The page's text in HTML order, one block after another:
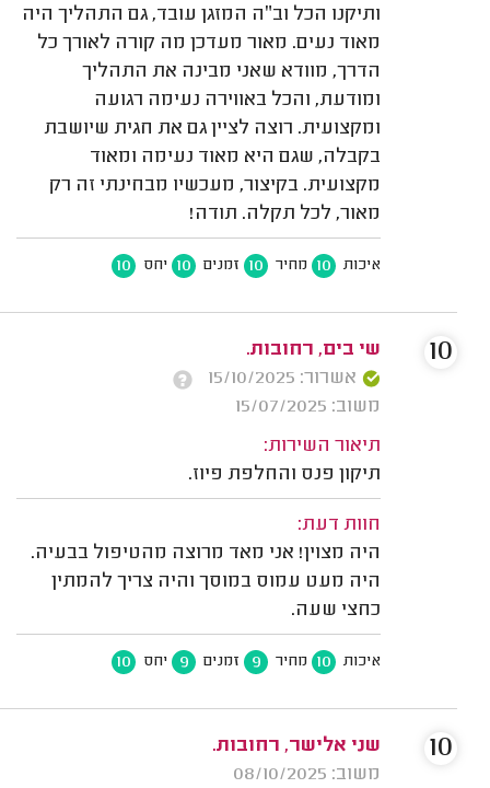
ותיקנו הכל וב״ה המזגן עובד, גם התהליך היה
מאוד נעים. מאור מעדכן מה קורה לאורך כל
הדרך, מוודא שאני מבינה את התהליך
ומודעת, והכל באווירה נעימה רגועה
ומקצועית. רוצה לציין גם את חגית שיושבת
בקבלה, שגם היא מאוד נעימה ומאוד
מקצועית. בקיצור, מעכשיו מבחינתי זה רק
מאור, לכל תקלה. תודה!
איכות 10 מחיר 10 זמנים 10 יחס 10
שי בים, רחובות.
אשרור: 15/10/2025
משוב: 15/07/2025
תיאור השירות:
תיקון פנס והחלפת פיוז.
חוות דעת:
היה מצוין! אני מאד מרוצה מהטיפול בבעיה.
היה מעט עמוס במוסך והיה צריך להמתין
כחצי שעה.
איכות 10 מחיר 9 זמנים 9 יחס 10
10
שני אלישר, רחובות.
משוב: 08/10/2025
10